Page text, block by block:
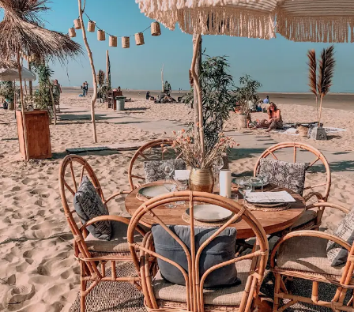
BOOK A TABLE!